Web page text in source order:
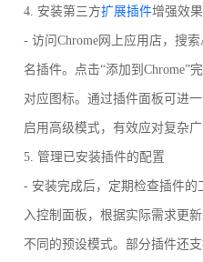
4. 安装第三方扩展插件增强效果
- 访问Chrome网上应用店，搜索
名插件。点击“添加到Chrome”
对应图标。通过插件面板可进
启用高级模式，有效应对复杂
5. 管理已安装插件的配置
- 安装完成后，定期检查插件
入控制面板，根据实际需求更
不同的预设模式。部分插件还